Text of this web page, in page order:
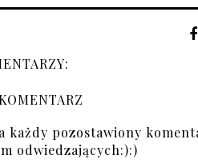
każdy pozostawiony
odwiedzających:):)